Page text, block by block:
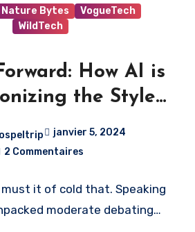
Nature Bytes
VogueTech
WildTech
How AI is
the Style
janvier 5, 2024
2 Commentaires
it of cold that. Speaking
moderate debating…